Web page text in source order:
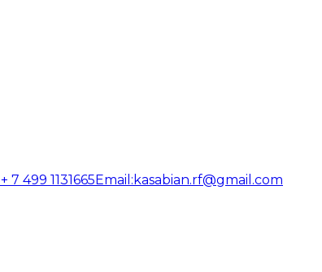
+ 7 499 1131665Email: kasabian.rf@gmail.com